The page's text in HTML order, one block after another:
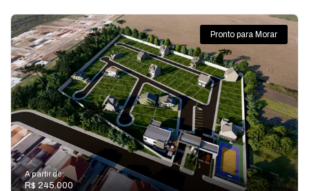
Pronto para Morar
A partir de:
R$ 245.000